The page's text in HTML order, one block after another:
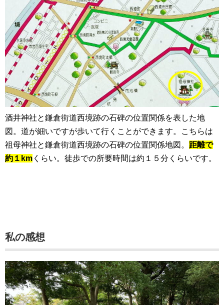
酒井神社と鎌倉街道西境跡の石碑の位置関係を表した地
図。道が細いですが歩いて行くことができます。こちらは
祖母神社と鎌倉街道西境跡の石碑の位置関係地図。 距離で
約１km くらい。徒歩での所要時間は約１５分くらいです。
私の感想